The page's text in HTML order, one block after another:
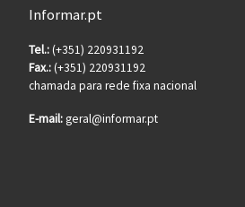
Informar.pt
Tel.:(+351) 220931192
Fax.:(+351) 220931192
chamada para rede fixa nacional
E-mail:geral@informar.pt